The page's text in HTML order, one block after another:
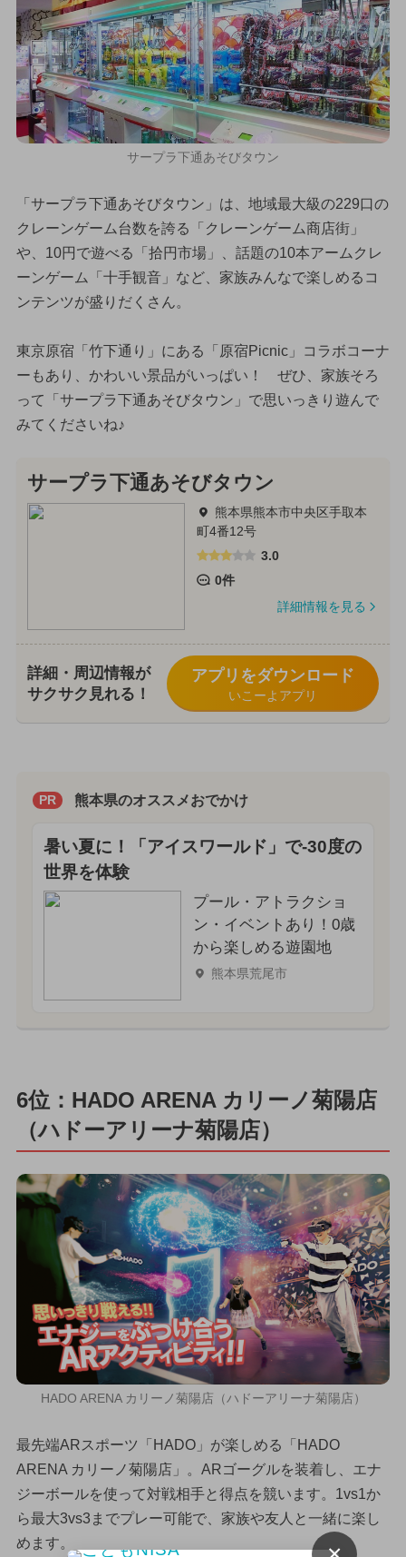
サープラ下通あそびタウン
「サープラ下通あそびタウン」は、地域最大級の229口の
クレーンゲーム台数を誇る「クレーンゲーム商店街」
や、10円で遊べる「拾円市場」、話題の10本アームクレ
ーンゲーム「十手観音」など、家族みんなで楽しめるコ
ンテンツが盛りだくさん。
東京原宿「竹下通り」にある「原宿Picnic」コラボコーナ
ーもあり、かわいい景品がいっぱい！ ぜひ、家族そろ
って「サープラ下通あそびタウン」で思いっきり遊んで
みてくださいね♪
サープラ下通あそびタウン
熊本県熊本市中央区手取本
町4番12号
3.0
0件
詳細情報を見る
詳細・周辺情報が
サクサク見れる！
アプリをダウンロード
いこーよアプリ
PR 熊本県のオススメおでかけ
暑い夏に！「アイスワールド」で-30度の
世界を体験
プール・アトラクショ
ン・イベントあり！0歳
から楽しめる遊園地
熊本県荒尾市
6位：HADO ARENA カリーノ菊陽店
（ハドーアリーナ菊陽店）
HADO ARENA カリーノ菊陽店（ハドーアリーナ菊陽店）
最先端ARスポーツ「HADO」が楽しめる「HADO
ARENA カリーノ菊陽店」。ARゴーグルを装着し、エナ
ジーボールを使って対戦相手と得点を競います。1vs1か
ら最大3vs3までプレー可能で、家族や友人と一緒に楽し
めます。